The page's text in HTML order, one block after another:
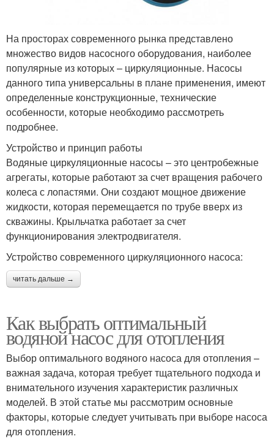
На просторах современного рынка представлено
множество видов насосного оборудования, наиболее
популярные из которых – циркуляционные. Насосы
данного типа универсальны в плане применения, имеют
определенные конструкционные, технические
особенности, которые необходимо рассмотреть
подробнее.
Устройство и принцип работы
Водяные циркуляционные насосы – это центробежные
агрегаты, которые работают за счет вращения рабочего
колеса с лопастями. Они создают мощное движение
жидкости, которая перемещается по трубе вверх из
скважины. Крыльчатка работает за счет
функционирования электродвигателя.
Устройство современного циркуляционного насоса:
читать дальше →
Как выбрать оптимальный
водяной насос для отопления
Выбор оптимального водяного насоса для отопления –
важная задача, которая требует тщательного подхода и
внимательного изучения характеристик различных
моделей. В этой статье мы рассмотрим основные
факторы, которые следует учитывать при выборе насоса
для отопления.